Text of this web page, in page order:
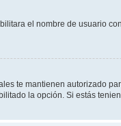
el nombre de usuario
te mantienen autorizado
la opción. Si estás